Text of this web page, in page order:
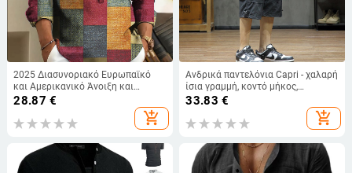
2025 Διασυνοριακό Ευρωπαϊκό
και Αμερικανικό Άνοιξη και
Φθινόπωρο Δημοφιλές Στυλ
Ανοιχτόχρωμο Ώριμο Casual
Γεωμετρικό Μοτίβο με
Κουμπιά, Πουλόβερ Ανδρικό με
Γιακά
28.87 €
add_shopping_cart
Ανδρικά παντελόνια Capri - χαλαρή
ίσια γραμμή, κοντό μήκος,
καλοκαίρι για εξωτερικούς
33.83 €
add_shopping_cart